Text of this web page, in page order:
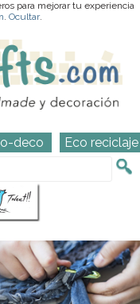
para mejorar tu experiencia
. Ocultar.
deco Eco reciclaje